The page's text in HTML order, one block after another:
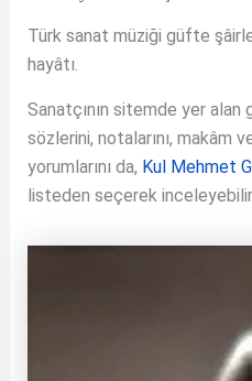
Türk sanat müziği güfte
hayâtı.
Sanatçının sitemde yer alan
sözlerini, notalarını, makâm
yorumlarını da, Kul Mehmet
listeden seçerek